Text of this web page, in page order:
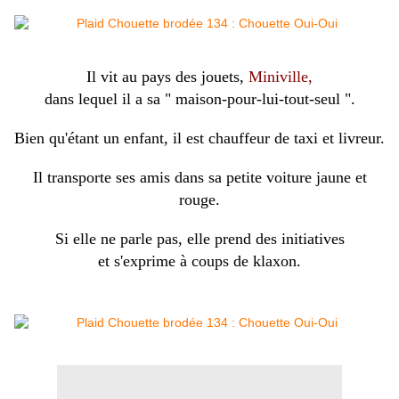
Il vit au pays des jouets, Miniville,
dans lequel il a sa " maison-pour-lui-tout-seul ".
Bien qu'étant un enfant, il est chauffeur de taxi et livreur.
Il transporte ses amis dans sa petite voiture jaune et
rouge.
Si elle ne parle pas, elle prend des initiatives
et s'exprime à coups de klaxon.